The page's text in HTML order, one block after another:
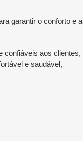
garantir o conforto e a
confiáveis aos clientes,
e saudável,